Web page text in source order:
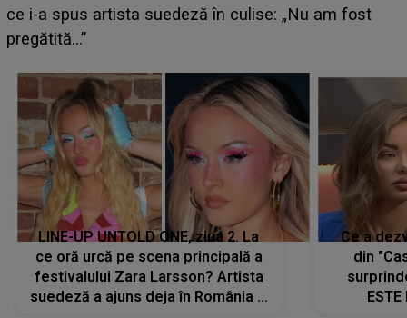
izbucnesc din senin în jurul ei, iar o situație dificilă
scapă de sub control
LINE-UP UNTOLD ONE, ziua 2. La
ce oră urcă pe scena principală a
festivalului Zara Larsson? Artista
suedeză a ajuns deja în România și
Ce a
din